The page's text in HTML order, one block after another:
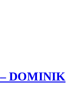
DOMINIK